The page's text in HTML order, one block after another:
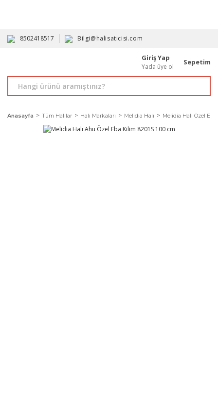
8502418517 Bilgi@halisaticisi.com
Giriş Yap
Yada üye ol
Sepetim
Anasayfa Tüm Halılar Halı Markaları Melidia Halı Melidia Halı Özel